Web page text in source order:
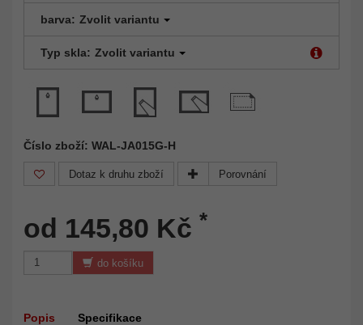
barva: Zvolit variantu
Typ skla: Zvolit variantu
Číslo zboží: WAL-JA015G-H
Dotaz k druhu zboží Porovnání
od 145,80 Kč *
do košíku
Popis Specifikace